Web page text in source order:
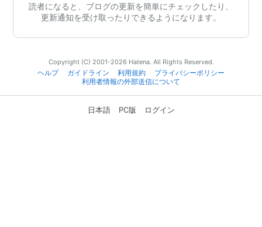
読者になると、ブログの更新を簡単にチェックしたり、
更新通知を受け取ったりできるようになります。
Copyright (C) 2001-2026 Hatena. All Rights Reserved.
ヘルプ
ガイドライン 利用規約
プライバシーポリシー
利用者情報の外部送信について
日本語 PC版 ログイン